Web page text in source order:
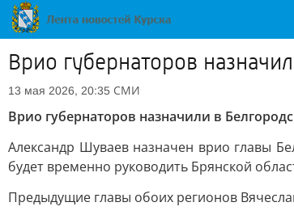
Врио губернаторов
13 мая 2026, 20:35 СМИ
Врио губернаторов назначили в
Александр Шуваев назначен врио главы
будет временно руководить Брянской
Предыдущие главы обоих регионов